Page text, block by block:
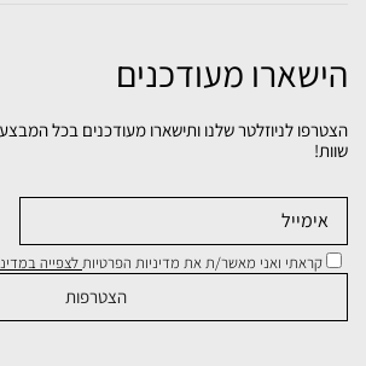
הישארו מעודכנים
הצטרפו לניוזלטר שלנו ותישארו מעודכנים בכל
שוות!
קראתי ואני מאשר/ת את מדיניות הפרטיותלצפייה